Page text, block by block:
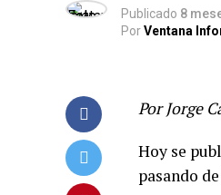
Publicado 8
PorVentana
Por Jorge
Hoy se
pasando